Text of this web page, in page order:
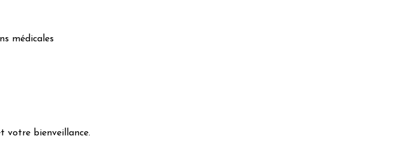
médicales
votre bienveillance.